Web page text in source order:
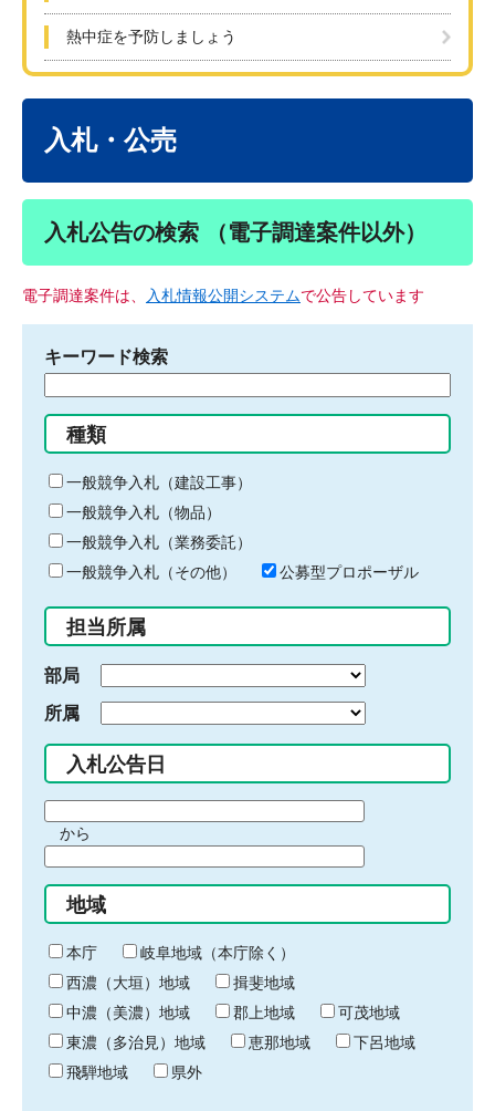
熱中症を予防しましょう
入札・公売
入札公告の検索 （電子調達案件以外）
電子調達案件は、 入札情報公開システムで公告しています
キーワード検索
る
キ
ー
ワ
ー
ド
入
力
種類
一般競争入札（建設工事）
一般競争入札（物品）
一般競争入札（業務委託）
一般競争入札（その他）
公募型プロポーザル
担当所属
部局
所属
入札公告日
間
始
り
から
間
終
わ
り
地域
本庁
岐阜地域（本庁除く）
西濃（大垣）地域
揖斐地域
中濃（美濃）地域
郡上地域
可茂地域
東濃（多治見）地域
恵那地域
下呂地域
飛騨地域
県外